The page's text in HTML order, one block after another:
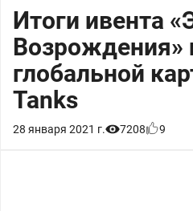
Итоги ивента
Возрождения»
глобальной
Tanks
28 января 2021 г. 7208 9